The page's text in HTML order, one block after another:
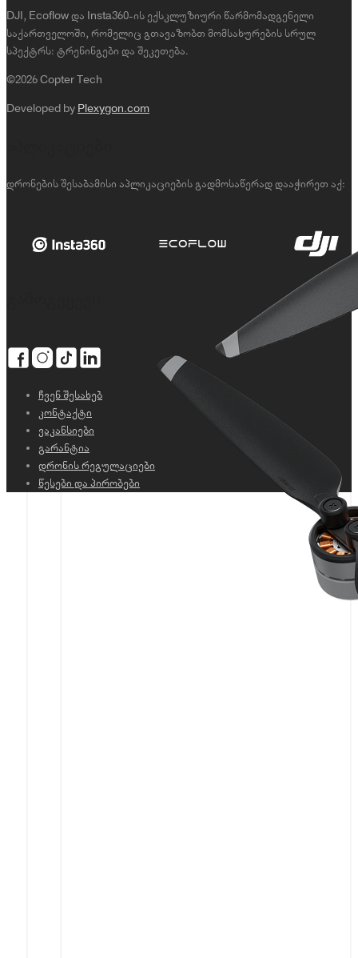
DJI, Ecoflow და Insta360-ის ექსკლუზიური წარმომადგენელი
საქართველოში, რომელიც გთავაზობთ მომსახურების სრულ
სპექტრს: ტრენინგები და შეკეთება.
©2026 Copter Tech
Developed by Plexygon.com
დრონების შესაბამისი აპლიკაციების გადმოსაწერად დააჭირეთ აქ:
ჩვენ შესახებ
კონტაქტი
ვაკანსიები
გარანტია
დრონის რეგულაციები
წესები და პირობები